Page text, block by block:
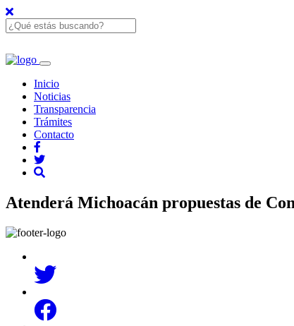
Inicio
Noticias
Transparencia
Trámites
Contacto
Atenderá Michoacán propuestas de